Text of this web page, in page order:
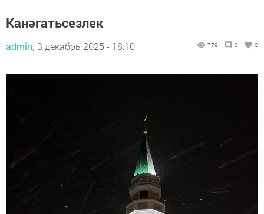
Канәгатьсезлек
admin, 3 декабрь 2025 - 18:10 779 0 0